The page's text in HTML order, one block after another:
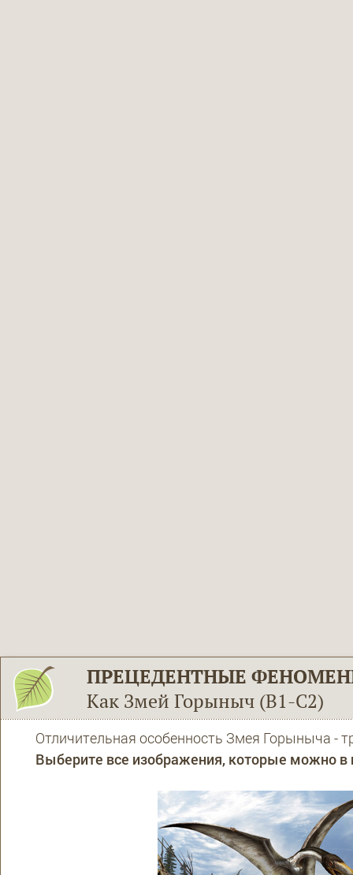
ПРЕЦЕДЕНТНЫЕ
Как Змей Горыныч (В1-С2)
Отличительная особенность Змея Горыныча -
Выберите все изображения, которые можно в